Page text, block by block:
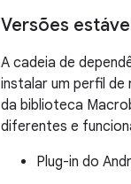
Versões
A cadeia de
instalar um perfil de
da biblioteca
diferentes e
Plug-in do